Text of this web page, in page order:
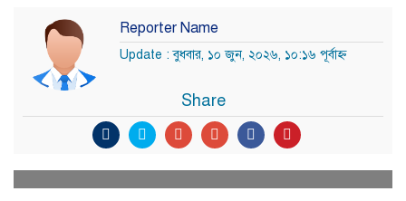
Reporter Name
Update : বুধবার, ১০ জুন, ২০২৬, ১০:১৬ পূর্বাহ্ণ
Share